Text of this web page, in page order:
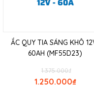
ẮC QUY TIA SÁNG KHÔ
60AH (MF55D23)
₫
1.375.000
₫
1.250.000